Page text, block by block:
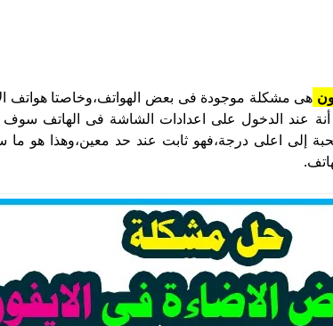
هى مشكلة موجودة فى بعض الهواتف،وخاصتا هواتف
لاحظنا أنة عند الدخول على اعدادات الشاشة فى
إلى اعلى درجة،فهو ثابت عند حد معين،وهذا هو ما